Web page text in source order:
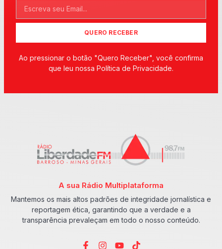
QUERO RECEBER
Ao pressionar o botão "Quero Receber", você confirma
que leu nossa Política de Privacidade.
A sua Rádio Multiplataforma
Mantemos os mais altos padrões de integridade jornalística e
reportagem ética, garantindo que a verdade e a
transparência prevaleçam em todo o nosso conteúdo.